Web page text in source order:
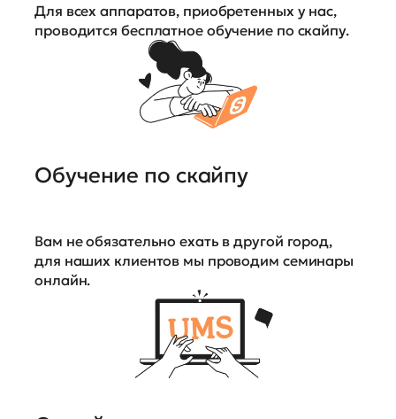
Для всех аппаратов, приобретенных у нас,
проводится бесплатное обучение по скайпу.
Обучение по скайпу
Вам не обязательно ехать в другой город,
для наших клиентов мы проводим семинары
онлайн.